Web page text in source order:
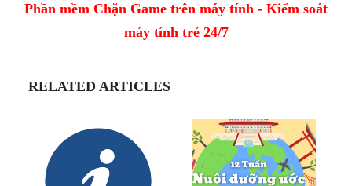
Phần mềm Chặn Game trên máy tính - Kiểm soát
máy tính trẻ 24/7
RELATED ARTICLES